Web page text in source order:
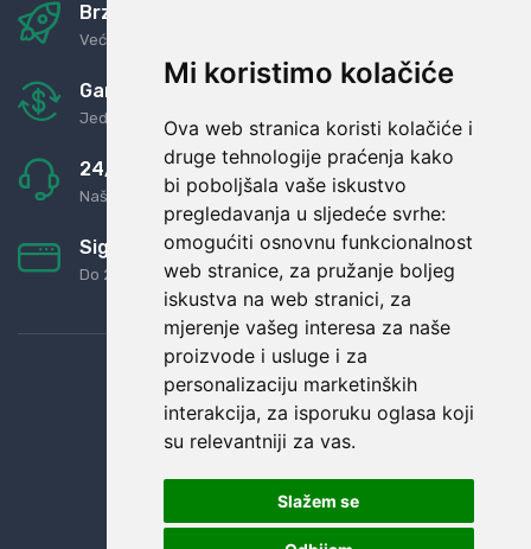
Mi koristimo kolačiće
Ova web stranica koristi kolačiće i
druge tehnologije praćenja kako
bi poboljšala vaše iskustvo
pregledavanja u sljedeće svrhe:
omogućiti osnovnu funkcionalnost
web stranice, za pružanje boljeg
iskustva na web stranici, za
mjerenje vašeg interesa za naše
proizvode i usluge i za
personalizaciju marketinških
interakcija, za isporuku oglasa koji
su relevantniji za vas.
Slažem se
Brza i sigurna dostava
Već za nekoliko dana kod vas
Garancija u povrat novaca
Jednostavno pravilo: Roba za novac
24/7 odlična podrška
Naši agenti uvijek na raspolaganju
Sigurno obročno plaćanje
Do 24 rata bez kamata